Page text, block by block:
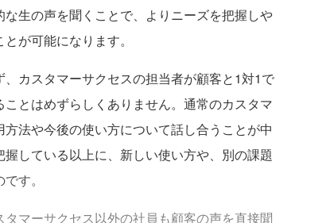
生の声を聞くことで、よりニーズを把握しや
が可能になります。
カスタマーサクセスの担当者が顧客と1対1で
とはめずらしくありません。通常のカスタマ
法や今後の使い方について話し合うことが中
している以上に、新しい使い方や、別の課題
す。
マーサクセス以外の社員も顧客の声を直接聞